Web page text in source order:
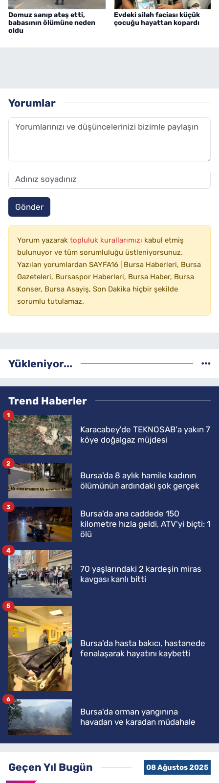
Domuz sanıp ateş etti,
babasının ölümüne neden
oldu
Evdeki silah faciası küçük
çocuğu hayattan kopardı
Yorumlar
Gönder
Yorum yazarak topluluk kurallarımızı kabul etmiş
bulunuyor ve tüm sorumluluğu üstleniyorsunuz.
Yazılan yorumlardan SAYFA16 | Bursa Haberleri, Bursa
Gazeteleri, Bursaspor Haberleri, Bursa Haber, Bursa
Konser, Bursa Asayiş, Son Dakika hiçbir şekilde
sorumlu tutulamaz.
Yükleniyor...
Trend Haberler
Karacabey'de TEKNOSAB'a yakın 7
köye doğalgaz müjdesi
1
Bursa'da 8 aylık hamile kadının
ölümünün ardındaki şok gerçek
2
Bursa'da ana caddede 150
kilometre hızla geldi, ATV'yi biçti: 1
ölü
3
70 yaşlarındaki 2 kardeşin miras
kavgası kanlı bitti
4
Bursa'da hasta bakıcı, hastanede
fenalaşarak hayatını kaybetti
5
Bursa'da orman yangınına
havadan ve karadan müdahale
6
Geçen Yıl Bugün 08 Ağustos 2025